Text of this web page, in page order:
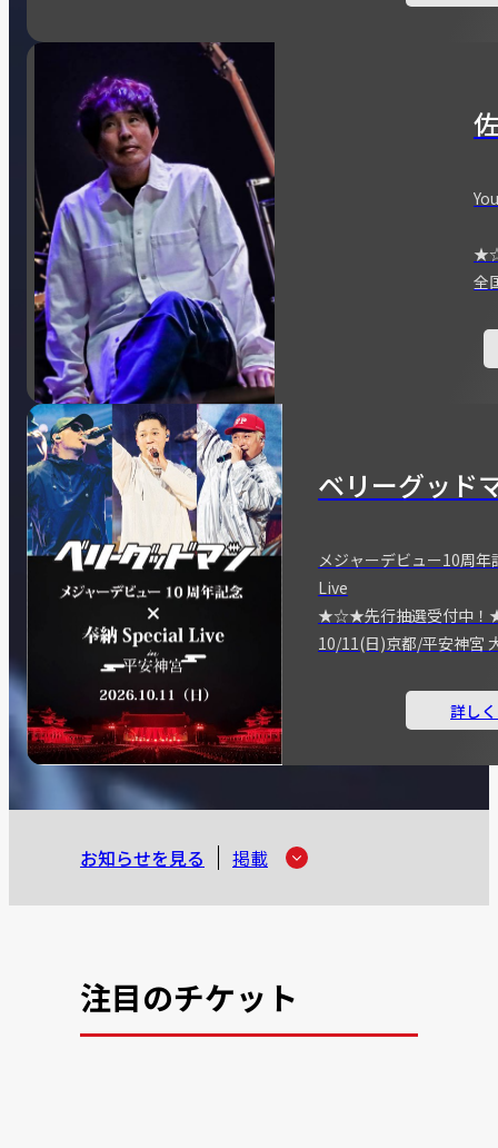
全
ベリーグッド
メジャーデビュー10周
Live
★☆★先行抽選受付中
10/11(日)京都/平安神宮
詳し
お知らせを見る 掲載
注目のチケット